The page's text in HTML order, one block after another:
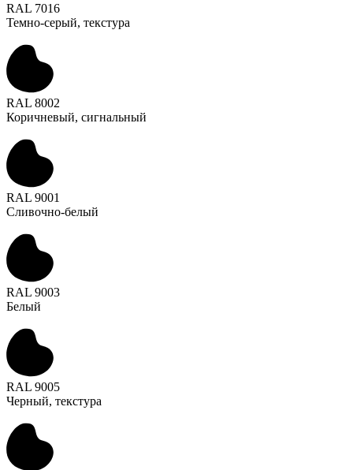
RAL 7016
Темно-серый, текстура
RAL 8002
Коричневый, сигнальный
RAL 9001
Сливочно-белый
RAL 9003
Белый
RAL 9005
Черный, текстура